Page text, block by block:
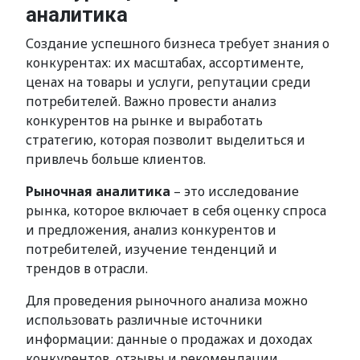
аналитика
Создание успешного бизнеса требует знания о
конкурентах: их масштабах, ассортименте,
ценах на товары и услуги, репутации среди
потребителей. Важно провести анализ
конкурентов на рынке и выработать
стратегию, которая позволит выделиться и
привлечь больше клиентов.
Рыночная аналитика – это исследование
рынка, которое включает в себя оценку спроса
и предложения, анализ конкурентов и
потребителей, изучение тенденций и
трендов в отрасли.
Для проведения рыночного анализа можно
использовать различные источники
информации: данные о продажах и доходах